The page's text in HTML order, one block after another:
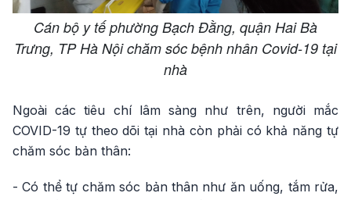
Cán bộ y tế phường Bạch Đằng, quận Hai Bà
Trưng, TP Hà Nội chăm sóc bệnh nhân Covid-19 tại
nhà
Ngoài các tiêu chí lâm sàng như trên, người mắc
COVID-19 tự theo dõi tại nhà còn phải có khả năng tự
chăm sóc bản thân:
- Có thể tự chăm sóc bản thân như ăn uống, tắm rửa,